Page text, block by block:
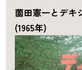
薗田憲一とデキ
(1965年)